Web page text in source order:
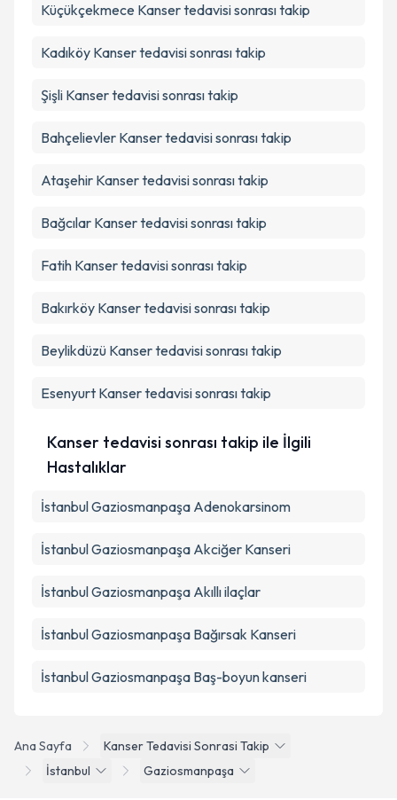
Takvim Talebini Gönder
Ana Sayfa
Kanser Tedavisi Sonrasi Takip
İstanbul
Gaziosmanpaşa
Küçükçekmece Kanser tedavisi sonrası takip
Kadıköy Kanser tedavisi sonrası takip
Şişli Kanser tedavisi sonrası takip
Bahçelievler Kanser tedavisi sonrası takip
Ataşehir Kanser tedavisi sonrası takip
Bağcılar Kanser tedavisi sonrası takip
Fatih Kanser tedavisi sonrası takip
Bakırköy Kanser tedavisi sonrası takip
Beylikdüzü Kanser tedavisi sonrası takip
Esenyurt Kanser tedavisi sonrası takip
Kanser tedavisi sonrası takip ile İlgili
Hastalıklar
İstanbul Gaziosmanpaşa Adenokarsinom
İstanbul Gaziosmanpaşa Akciğer Kanseri
İstanbul Gaziosmanpaşa Akıllı ilaçlar
İstanbul Gaziosmanpaşa Bağırsak Kanseri
İstanbul Gaziosmanpaşa Baş-boyun kanseri